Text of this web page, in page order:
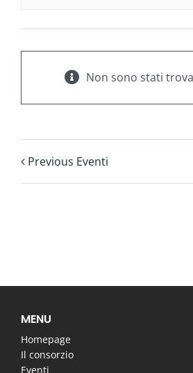
Non sono stati
Previous Eventi
MENU
Homepage
Il consorzio
Eventi